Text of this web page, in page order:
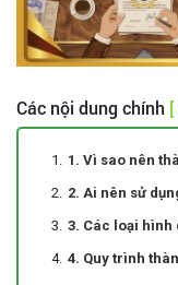
Các nội dung chính
1. Vì sao nên
2. Ai nên sử
3. Các loại hình
4. Quy trình